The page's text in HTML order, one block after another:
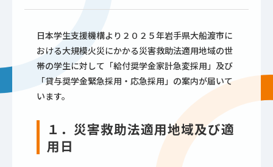
日本学生支援機構より２０２５年岩手県大船渡市に
おける大規模火災にかかる災害救助法適用地域の世
帯の学生に対して「給付奨学金家計急変採用」及び
「貸与奨学金緊急採用・応急採用」の案内が届いて
います。
１．災害救助法適用地域及び適
用日